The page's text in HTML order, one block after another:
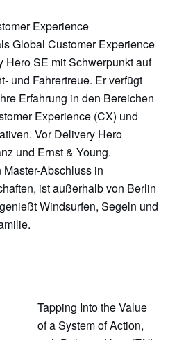
Experience
Global Customer Experience
Hero SE mit Schwerpunkt auf
und Fahrertreue. Er verfügt
Erfahrung in den Bereichen
Experience (CX) und
Vor Delivery Hero
und Ernst & Young.
Abschluss in
ist außerhalb von Berlin
Windsurfen, Segeln und
Tapping Into the Value
of a System of Action,